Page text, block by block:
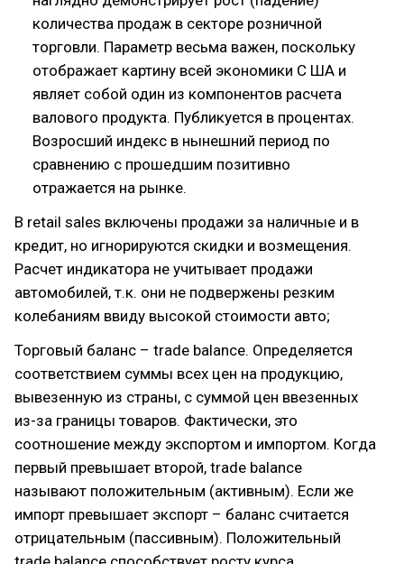
количества продаж в секторе розничной
торговли. Параметр весьма важен, поскольку
отображает картину всей экономики С ША и
являет собой один из компонентов расчета
валового продукта. Публикуется в процентах.
Возросший индекс в нынешний период по
сравнению с прошедшим позитивно
отражается на рынке.
В retail sales включены продажи за наличные и в
кредит, но игнорируются скидки и возмещения.
Расчет индикатора не учитывает продажи
автомобилей, т.к. они не подвержены резким
колебаниям ввиду высокой стоимости авто;
Торговый баланс – trade balance. Определяется
соответствием суммы всех цен на продукцию,
вывезенную из страны, с суммой цен ввезенных
из-за границы товаров. Фактически, это
соотношение между экспортом и импортом. Когда
первый превышает второй, trade balance
называют положительным (активным). Если же
импорт превышает экспорт – баланс считается
отрицательным (пассивным). Положительный